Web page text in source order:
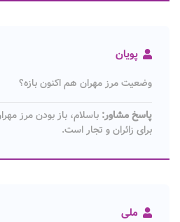
پویان
وضعیت مرز مهران هم اکنون بازه؟
پاسخ مشاور: باسلام، باز بودن مرز
برای زائران و تجار است.
ملی